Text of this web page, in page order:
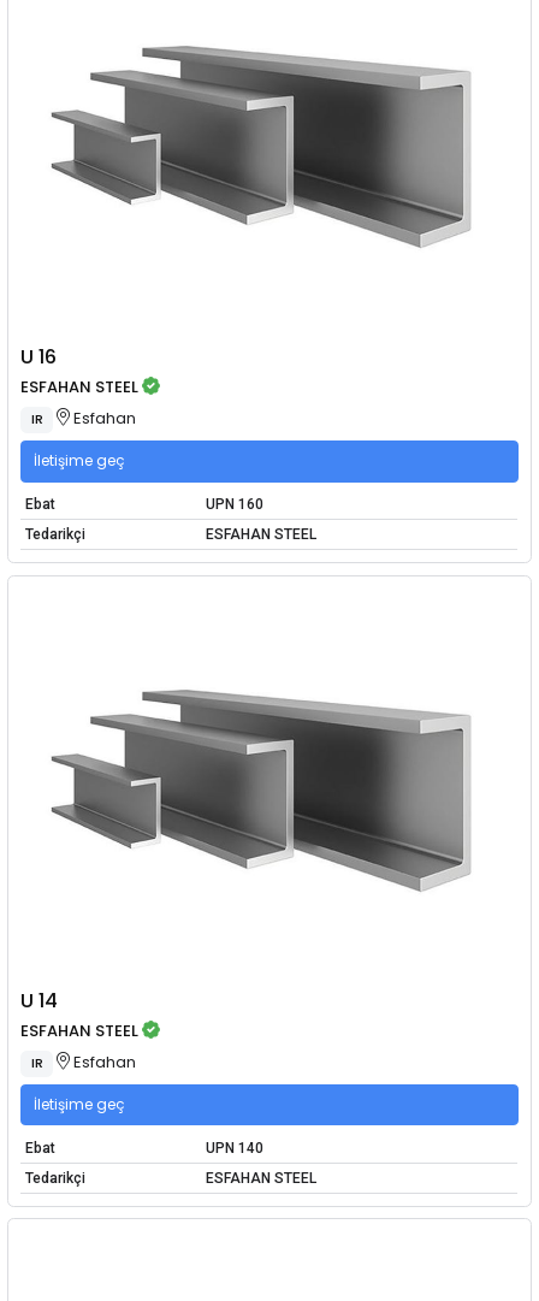
U 16
ESFAHAN STEEL
IR Esfahan
İletişime geç
Ebat
UPN 160
Tedarikçi
ESFAHAN STEEL
U 14
ESFAHAN STEEL
IR Esfahan
İletişime geç
Ebat
UPN 140
Tedarikçi
ESFAHAN STEEL